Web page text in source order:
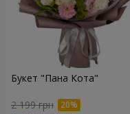
Букет "Пана Кота"
2 199 грн